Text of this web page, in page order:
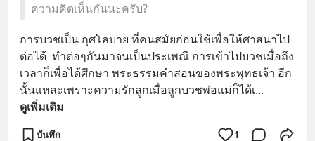
ความคิดเห็นกันนะครับ?
การบวชเป็น กุศโลบาย ที่คนสมัยก่อนใช้เพื่อให้ศาสนาไป
ต่อได้  ทำต่อๆกันมาจนเป็นประเพณี การเข้าไปบวชเมื่อถึง
เวลาก็เพื่อได้ศึกษา พระธรรมคำสอนของพระพุทธเจ้า อีก
นั้นแหละเพราะความรักลูกเมื่อลูกบวชพ่อแม่ก็ได้เ...
ดูเพิ่มเติม
บันทึก 1